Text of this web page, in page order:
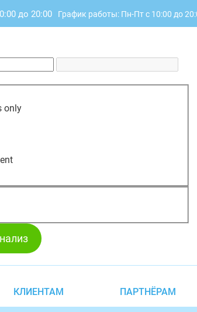
до 20:00 График работы: Пн-Пт с 10:00 до
only
КЛИЕНТАМ ПАРТНЁРАМ